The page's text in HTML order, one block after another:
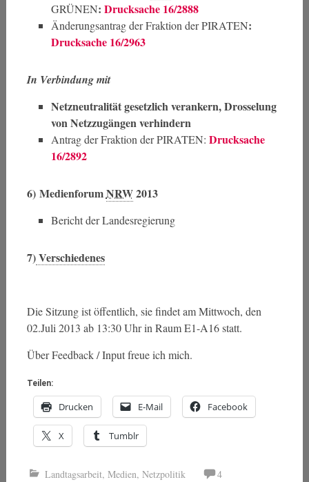
GRÜNEN: Drucksache 16/2888
Änderungsantrag der Fraktion der PIRATEN:
Drucksache 16/2963
In Verbindung mit
Netzneutralität gesetzlich verankern, Drosselung
von Netzzugängen verhindern
Antrag der Fraktion der PIRATEN: Drucksache
16/2892
6) MedienforumNRW2013
Bericht der Landesregierung
7) Verschiedenes
Die Sitzung ist öffentlich, sie findet am Mittwoch, den
02.Juli 2013 ab 13:30 Uhr in Raum E1-A16 statt.
Über Feedback / Input freue ich mich.
Teilen:
Drucken E-Mail Facebook
X Tumblr
Landtagsarbeit, Medien, Netzpolitik 4